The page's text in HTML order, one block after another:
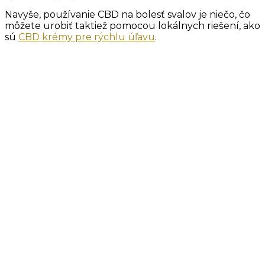
Navyše, používanie CBD na bolesť svalov je niečo, čo
môžete urobiť taktiež pomocou lokálnych riešení, ako
sú CBD krémy pre rýchlu úľavu.